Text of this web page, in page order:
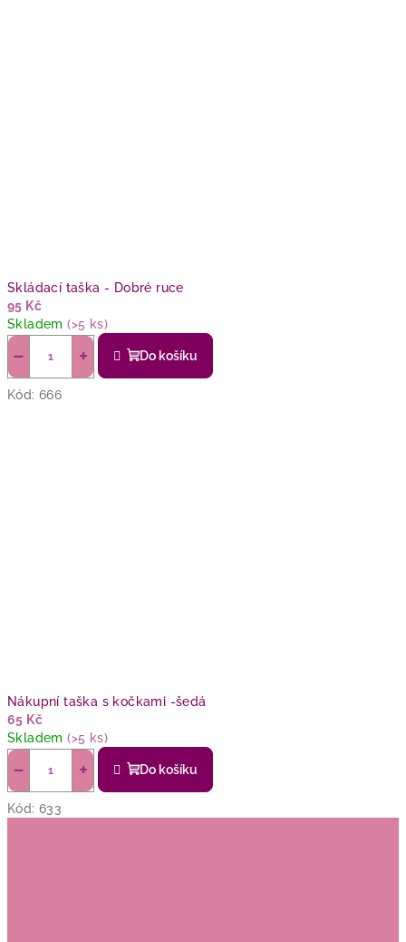
Skládací taška - Dobré ruce
95 Kč
Skladem(>5 ks)
+
− Do košíku
Kód: 666
Nákupní taška s kočkami -šedá
65 Kč
Skladem(>5 ks)
+
− Do košíku
Kód: 633